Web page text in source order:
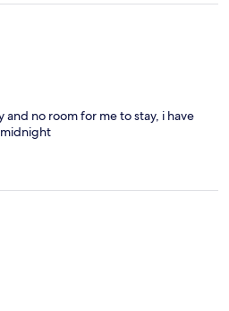
and no room for me to stay, i have